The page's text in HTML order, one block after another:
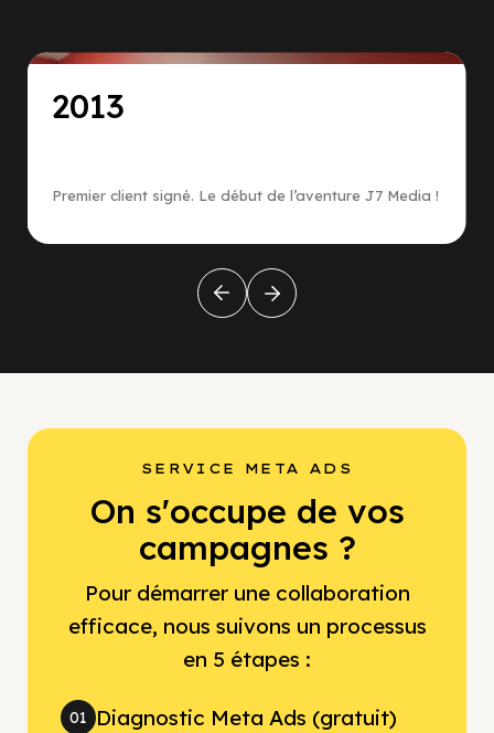
2013
Premier client signé. Le début de l’aventure J7 Media !
SERVICE META ADS
On s'occupe de vos
campagnes ?
Pour démarrer une collaboration
efficace, nous suivons un processus
en 5 étapes :
01 Diagnostic Meta Ads (gratuit)